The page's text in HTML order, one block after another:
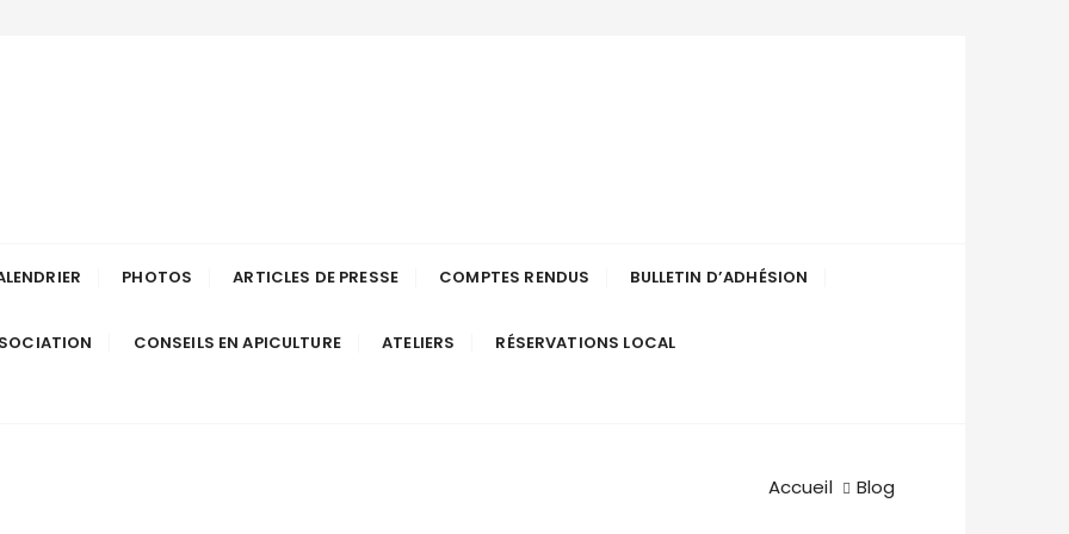
PHOTOS ARTICLES DE PRESSE COMPTES RENDUS BULLETIN D’ADHÉSION
CONSEILS EN APICULTURE ATELIERS RÉSERVATIONS LOCAL
Accueil Blog